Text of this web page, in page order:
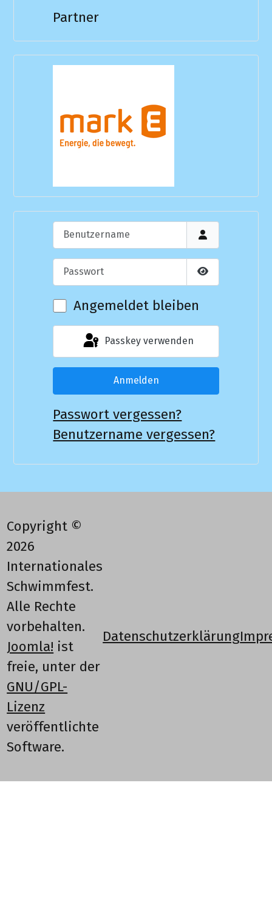
Partner
Benutzername
Passwort
Passwort
Angemeldet bleiben
Passkey verwenden
Anmelden
Passwort vergessen?
Benutzername vergessen?
Copyright ©
2026
Internationales
Schwimmfest.
Alle Rechte
vorbehalten.
Joomla! ist
freie, unter der
GNU/GPL-
Lizenz
veröffentlichte
Software.
Datenschutzerklärung